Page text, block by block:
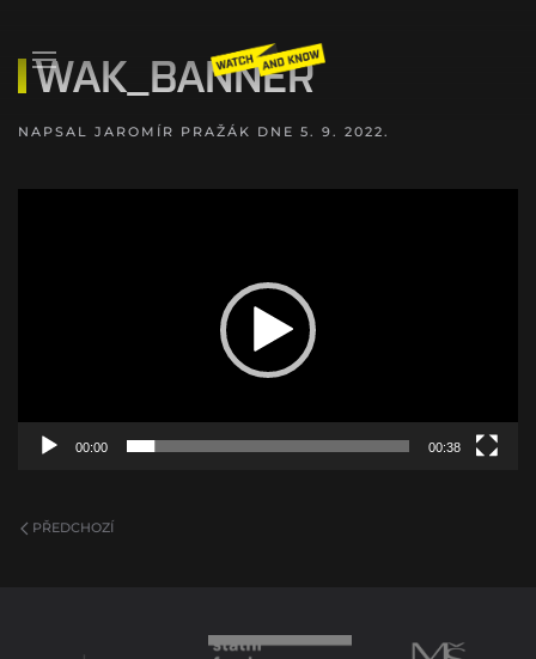
WAK_BANNER
NAPSAL JAROMÍR PRAŽÁK DNE 5. 9. 2022.
00:00 00:38
PŘEDCHOZÍ